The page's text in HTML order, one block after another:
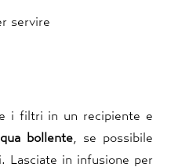
servire
i filtri in un recipiente e
bollente , se possibile
Lasciate in infusione per